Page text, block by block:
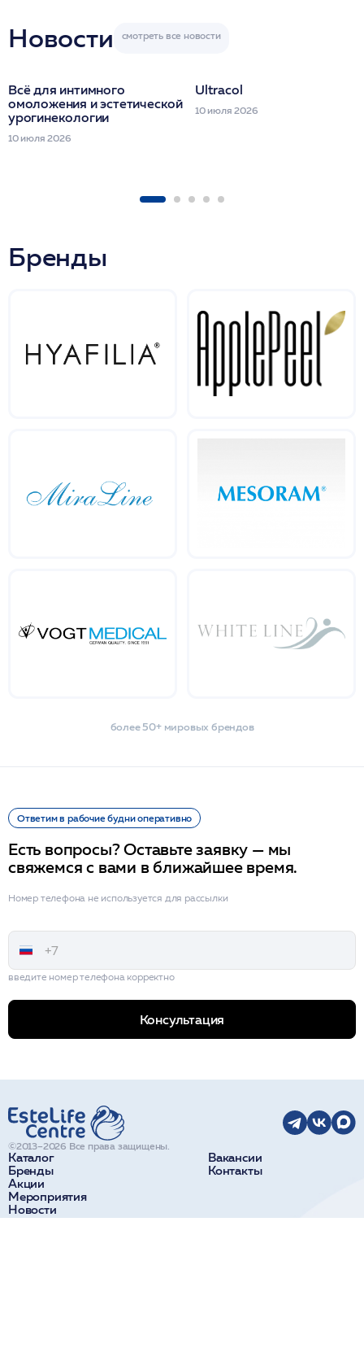
Новости
Всё для интимного
омоложения и эстетической
урогинекологии
10 июля 2026
Ultracol
10 июля 2026
Бренды
более 50+ мировых брендов
Ответим в рабочие будни оперативно
Есть вопросы? Оставьте заявку — мы
свяжемся с вами в ближайшее время.
Номер телефона не используется для рассылки
введите номер телефона корректно
Консультация
Каталог
Бренды
Акции
Мероприятия
Новости
О компании
Вакансии
Контакты
©2013–2026 Все права защищены.